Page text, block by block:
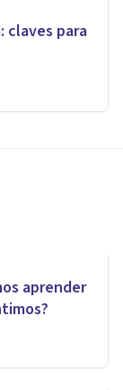
claves para
aprender